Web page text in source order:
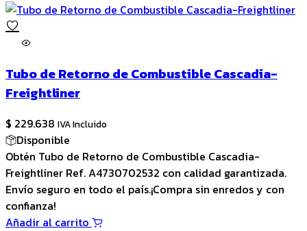
Tubo de Retorno de Combustible Cascadia-
Freightliner
$ 229.638 IVA Incluido
Disponible
Obtén Tubo de Retorno de Combustible Cascadia-
Freightliner Ref. A4730702532 con calidad garantizada.
Envío seguro en todo el país.¡Compra sin enredos y con
confianza!
Añadir al carrito